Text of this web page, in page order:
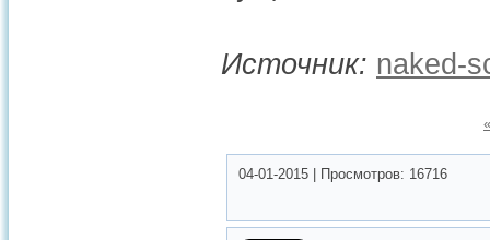
Источник: naked-
04-01-2015 Просмотров: 16716